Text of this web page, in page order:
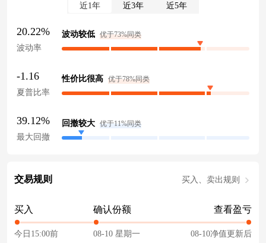
近1年 近3年 近5年
20.22%
波动率
波动较低 优于73%同类
-1.16
夏普比率
性价比很高 优于78%同类
39.12%
最大回撤
回撤较大 优于11%同类
交易规则 买入、卖出规则
买入
今日15:00前
确认份额
08-10 星期一
查看盈亏
08-10净值更新后